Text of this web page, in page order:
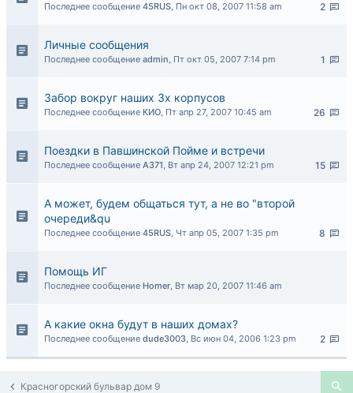
2
Последнее сообщение 45RUS, Пн окт 08, 2007 11:58 am
Личные сообщения
1
Последнее сообщение admin, Пт окт 05, 2007 7:14 pm
Забор вокруг наших 3х корпусов
26
Последнее сообщение КИО, Пт апр 27, 2007 10:45 am
Поездки в Павшинской Пойме и встречи
15
Последнее сообщение A371, Вт апр 24, 2007 12:21 pm
А может, будем общаться тут, а не во "второй
очереди&qu
8
Последнее сообщение 45RUS, Чт апр 05, 2007 1:35 pm
Помощь ИГ
Последнее сообщение Homer, Вт мар 20, 2007 11:46 am
А какие окна будут в наших домах?
2
Последнее сообщение dude3003, Вс июн 04, 2006 1:23 pm
Красногорский бульвар дом 9